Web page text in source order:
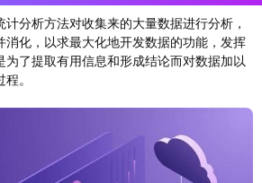
分析方法对收集来的大量数据进行分析，
消化，以求最大化地开发数据的功能，发挥
为了提取有用信息和形成结论而对数据加以
。